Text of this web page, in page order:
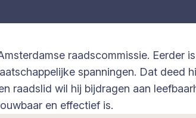
raadscommissie. Eerder
spanningen. Dat deed
raadslid wil hij bijdragen aan
en effectief is.